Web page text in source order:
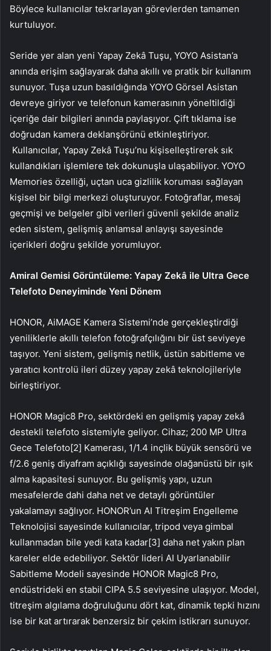
Böylece kullanıcılar tekrarlayan görevlerden tamamen
kurtuluyor.
Seride yer alan yeni Yapay Zekâ Tuşu, YOYO Asistan’a
anında erişim sağlayarak daha akıllı ve pratik bir kullanım
sunuyor. Tuşa uzun basıldığında YOYO Görsel Asistan
devreye giriyor ve telefonun kamerasının yöneltildiği
içeriğe dair bilgileri anında paylaşıyor. Çift tıklama ise
doğrudan kamera deklanşörünü etkinleştiriyor.
Kullanıcılar, Yapay Zekâ Tuşu’nu kişiselleştirerek sık
kullandıkları işlemlere tek dokunuşla ulaşabiliyor. YOYO
Memories özelliği, uçtan uca gizlilik koruması sağlayan
kişisel bir bilgi merkezi oluşturuyor. Fotoğraflar, mesaj
geçmişi ve belgeler gibi verileri güvenli şekilde analiz
eden sistem, gelişmiş anlamsal anlayışı sayesinde
içerikleri doğru şekilde yorumluyor.
Amiral Gemisi Görüntüleme: Yapay Zekâ ile Ultra Gece
Telefoto Deneyiminde Yeni Dönem
HONOR, AiMAGE Kamera Sistemi’nde gerçekleştirdiği
yeniliklerle akıllı telefon fotoğrafçılığını bir üst seviyeye
taşıyor. Yeni sistem, gelişmiş netlik, üstün sabitleme ve
yaratıcı kontrolü ileri düzey yapay zekâ teknolojileriyle
birleştiriyor.
HONOR Magic8 Pro, sektördeki en gelişmiş yapay zekâ
destekli telefoto sistemiyle geliyor. Cihaz; 200 MP Ultra
Gece Telefoto[2] Kamerası, 1/1.4 inçlik büyük sensörü ve
f/2.6 geniş diyafram açıklığı sayesinde olağanüstü bir ışık
alma kapasitesi sunuyor. Bu gelişmiş yapı, uzun
mesafelerde dahi daha net ve detaylı görüntüler
yakalamayı sağlıyor. HONOR’un AI Titreşim Engelleme
Teknolojisi sayesinde kullanıcılar, tripod veya gimbal
kullanmadan bile yedi kata kadar[3] daha net yakın plan
kareler elde edebiliyor. Sektör lideri AI Uyarlanabilir
Sabitleme Modeli sayesinde HONOR Magic8 Pro,
endüstrideki en stabil CIPA 5.5 seviyesine ulaşıyor. Model,
titreşim algılama doğruluğunu dört kat, dinamik tepki hızını
ise bir kat artırarak benzersiz bir çekim istikrarı sunuyor.